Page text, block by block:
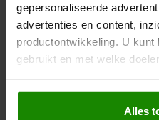
gepersonaliseerde
advertenties en content,
productontwikkeling. U
gebruikt en met welke
Als u het toestaat, willen we
Informatie
Alles